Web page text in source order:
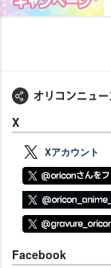
X
Xアカウント
Facebook